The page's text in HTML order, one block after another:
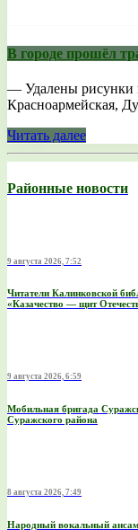
В городе прошёл
— Удалены рисунки
Красноармейская,
Читать далее
Районные новости
9 августа 2026, 7:52
Читатели Калинковской
«Казачество — щит
9 августа 2026, 6:59
Мобильная бригада
Суражского района
8 августа 2026, 7:49
Народный вокальный